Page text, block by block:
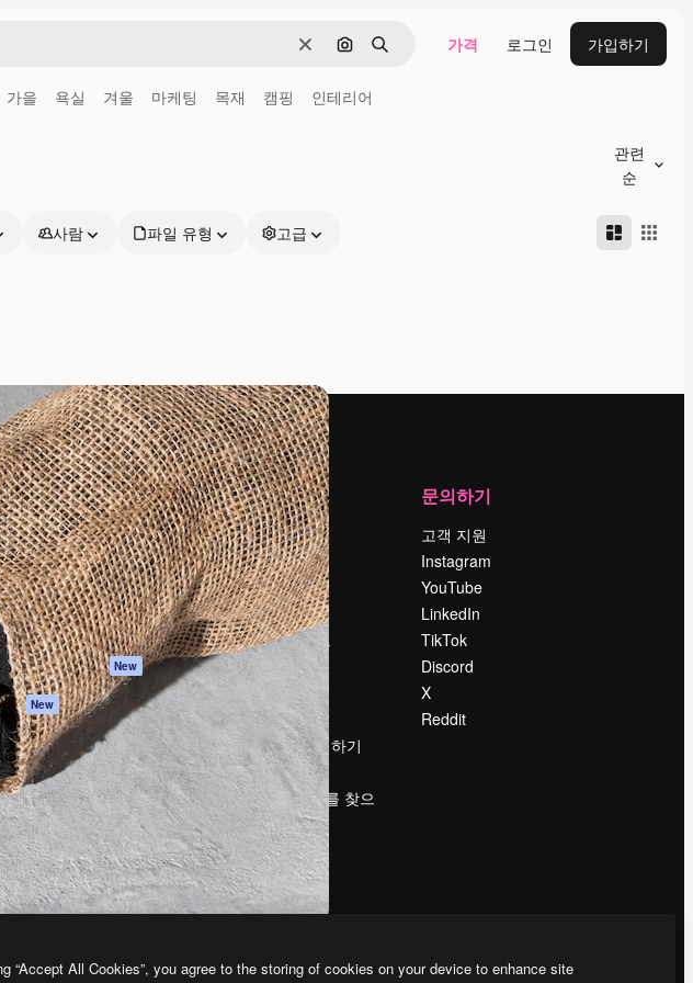
지우기이미지로 검색
검색 가격 로그인 가입하기
가을 욕실 겨울 마케팅 목재 캠핑 인테리어
관련
순
사람 파일 유형 고급
기
기
변환
New
툴
시작하기
Academy
문서
지원
이용 약관
개인정보 보호 정책
원본 New
쿠키 정책
Trust Center
제휴 파트너
비지니스
회사
가격
회사 소개
Reviews
채용 정보
검색 트렌드
블로그
이벤트
Slidesgo
콘텐츠 판매하기
프레스룸
magnific.ai를 찾으
시나요?
문의하기
고객 지원
Instagram
YouTube
LinkedIn
TikTok
Discord
X
Reddit
습니다.
“Accept All Cookies”, you agree to the storing of cookies on your device to enhance site